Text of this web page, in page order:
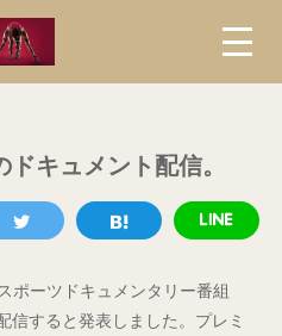
キュメント配信。
ポーツドキュメンタリー番組
信すると発表しました。プレミ